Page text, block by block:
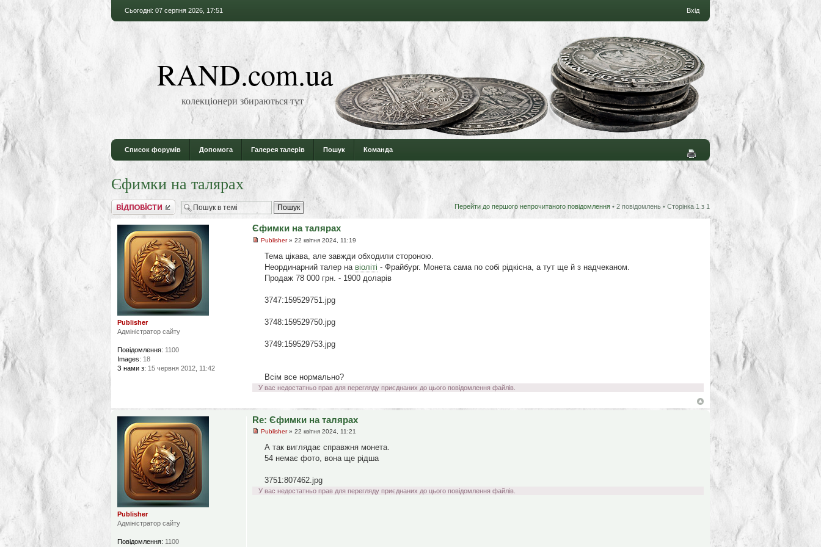
Сьогодні: 07 серпня 2026, 17:51 Вхід
RAND.com.ua
колекціонери збираються тут
Список форумів Допомога Галерея талерів Пошук Команда
Єфимки на талярах
Відповісти Перейти до першого непрочитаного повідомлення • 2 повідомлень • Сторінка 1 з 1
Єфимки на талярах
Publisher» 22 квітня 2024, 11:19
Тема цікава, але завжди обходили стороною.
Неординарний талер на віоліті - Фрайбург. Монета сама по собі рідкісна, а тут ще й з надчеканом.
Продаж 78 000 грн. - 1900 доларів
3747:159529751.jpg
3748:159529750.jpg
3749:159529753.jpg
Всім все нормально?
У вас недостатньо прав для перегляду приєднаних до цього повідомлення файлів.
Publisher
Адміністратор сайту
Повідомлення: 1100
Images: 18
З нами з: 15 червня 2012, 11:42
Re: Єфимки на талярах
Publisher» 22 квітня 2024, 11:21
А так виглядає справжня монета.
54 немає фото, вона ще рідша
3751:807462.jpg
У вас недостатньо прав для перегляду приєднаних до цього повідомлення файлів.
Publisher
Адміністратор сайту
Повідомлення: 1100